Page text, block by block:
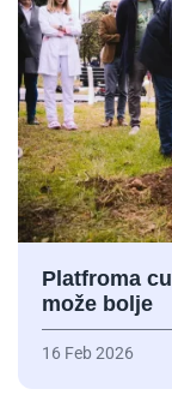
Platfroma
može bolje
16 Feb 2026